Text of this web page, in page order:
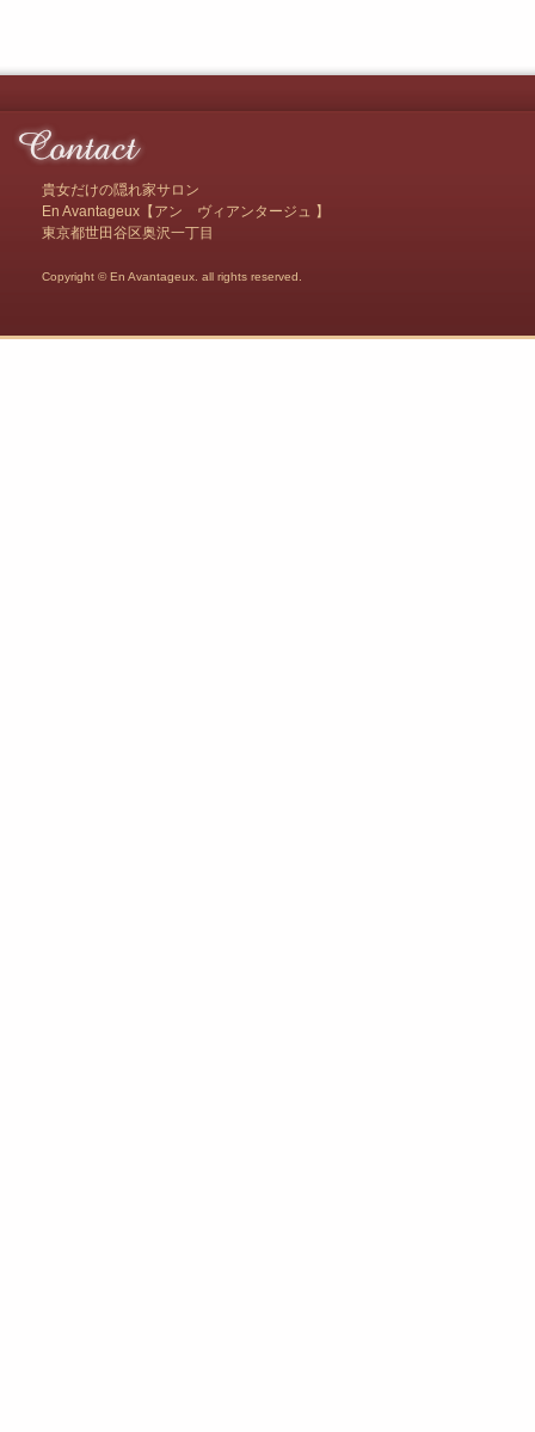
貴女だけの隠れ家サロン
En Avantageux【アン ヴィアンタージュ 】
東京都世田谷区奥沢一丁目
Copyright © En Avantageux. all rights reserved.